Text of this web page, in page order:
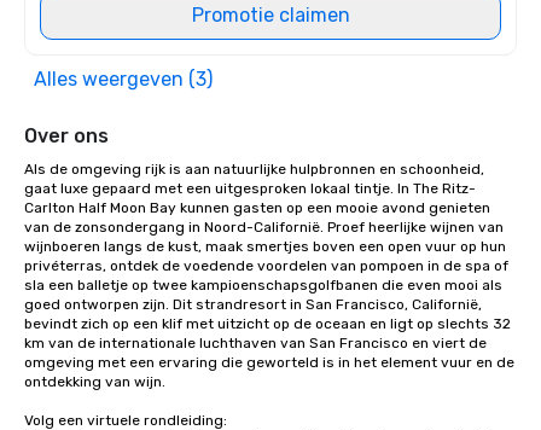
Promotie claimen
Alles weergeven (3)
Over ons
Als de omgeving rijk is aan natuurlijke hulpbronnen en schoonheid,
gaat luxe gepaard met een uitgesproken lokaal tintje. In The Ritz-
Carlton Half Moon Bay kunnen gasten op een mooie avond genieten
van de zonsondergang in Noord-Californië. Proef heerlijke wijnen van
wijnboeren langs de kust, maak smertjes boven een open vuur op hun
privéterras, ontdek de voedende voordelen van pompoen in de spa of
sla een balletje op twee kampioenschapsgolfbanen die even mooi als
goed ontworpen zijn. Dit strandresort in San Francisco, Californië,
bevindt zich op een klif met uitzicht op de oceaan en ligt op slechts 32
km van de internationale luchthaven van San Francisco en viert de
omgeving met een ervaring die geworteld is in het element vuur en de
ontdekking van wijn.
Volg een virtuele rondleiding: